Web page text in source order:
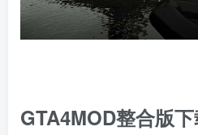
GTA4MOD整合版下